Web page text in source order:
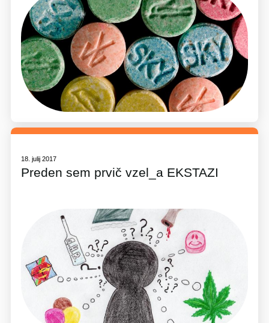
18. julij 2017
Preden sem prvič vzel_a EKSTAZI